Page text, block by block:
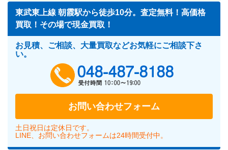
東武東上線 朝霞駅から徒歩10分。査定無料！高価格
買取！その場で現金買取！
お見積、ご相談、大量買取などお気軽にご相談下さ
い。
お問い合わせフォーム
土日祝日は定休日です。
LINE、お問い合わせフォームは24時間受付中。